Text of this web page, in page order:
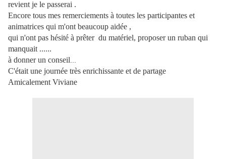
revient je le passerai .
Encore tous mes remerciements à toutes les participantes et
animatrices qui m'ont beaucoup aidée ,
qui n'ont pas hésité à prêter du matériel, proposer un ruban qui
manquait ......
à donner un conseil
C'était une journée très enrichissante et de partage
Amicalement Viviane